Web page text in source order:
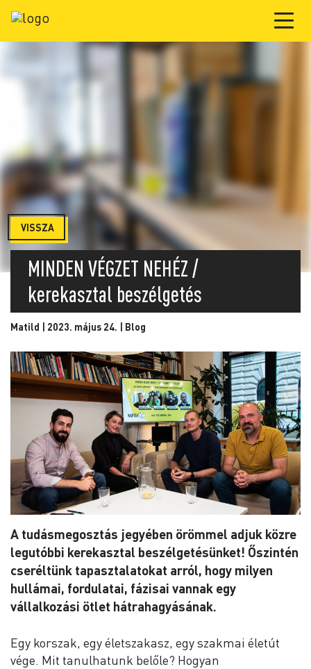
VISSZA
MINDEN VÉGZET NEHÉZ /
kerekasztal beszélgetés
Matild | 2023. május 24. | Blog
A tudásmegosztás jegyében örömmel adjuk közre
legutóbbi kerekasztal beszélgetésünket! Őszintén
cseréltünk tapasztalatokat arról, hogy milyen
hullámai, fordulatai, fázisai vannak egy
vállalkozási ötlet hátrahagyásának.
Egy korszak, egy életszakasz, egy szakmai életút
vége. Mit tanulhatunk belőle? Hogyan